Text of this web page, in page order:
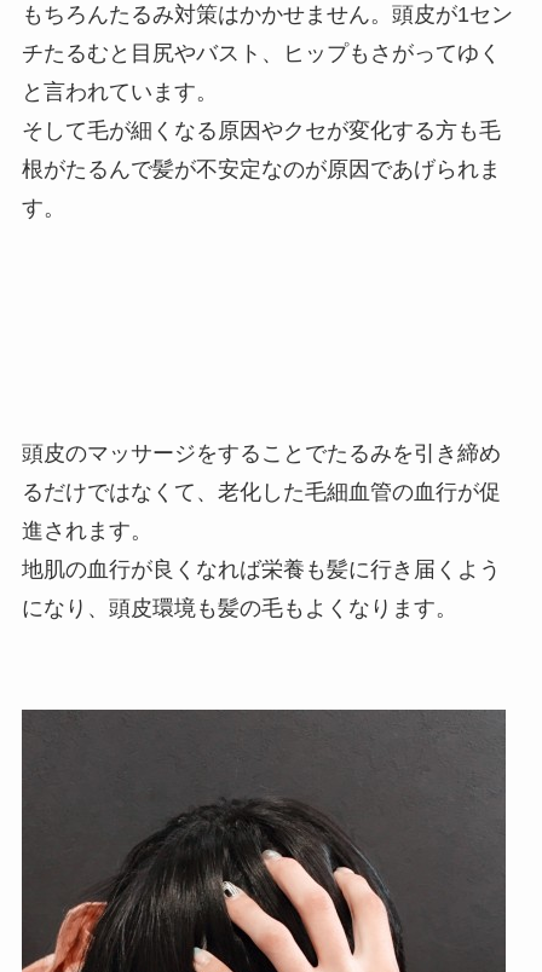
もちろんたるみ対策はかかせません。頭皮が1セン
チたるむと目尻やバスト、ヒップもさがってゆく
と言われています。
そして毛が細くなる原因やクセが変化する方も毛
根がたるんで髪が不安定なのが原因であげられま
す。
頭皮のマッサージをすることでたるみを引き締め
るだけではなくて、老化した毛細血管の血行が促
進されます。
地肌の血行が良くなれば栄養も髪に行き届くよう
になり、頭皮環境も髪の毛もよくなります。